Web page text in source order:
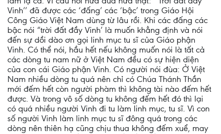
Vinh’’ đã được các ‘đấng’ các ‘bậc’ trong Giáo Hội
Công Giáo Việt Nam dùng từ lâu rồi. Khi các đấng các
bậc nói “trời đất đầy Vinh’ là muốn khẳng định và nói
đến sự dồi dào ơn gọi linh mục tu sĩ của Giáo phận
Vinh. Có thể nói, hầu hết nếu không muốn nói là tất cả
các dòng tu nam nữ ở Việt Nam đều có sự hiện diện
của con cái Giáo phận Vinh. Có người nói đùa: Ở Việt
Nam nhiều dòng tu quá nên chỉ có Chúa Thánh Thần
mới đếm hết còn người phàm thì không tài nào đếm hết
được. Và trong vô số dòng tu không đếm hết đó thì lại
có quá nhiều người Vinh đi tu làm linh mục, tu sĩ. Vì con
số người Vinh làm linh mục tu sĩ đông quá trong các
dòng nên thiên hạ cũng chịu thua không đếm xuể, may